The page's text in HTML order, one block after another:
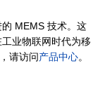
MEMS 技术。这
业物联网时代为移
请访问产品中心。